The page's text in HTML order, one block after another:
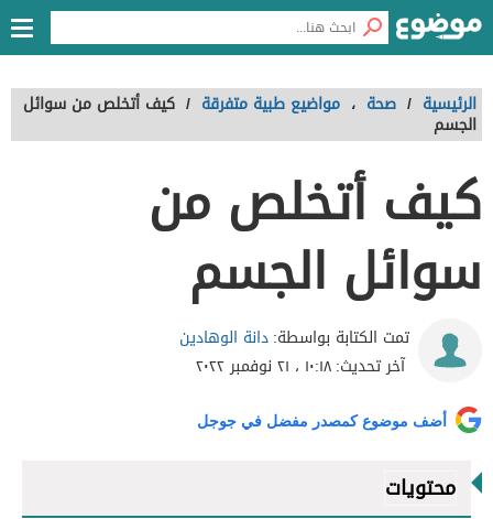
الرئيسية / صحة ، مواضيع طبية متفرقة / كيف أتخلص من سوائل
الجسم
كيف أتخلص من
سوائل الجسم
تمت الكتابة بواسطة:دانة الوهادين
آخر تحديث:١٠:١٨ ، ٢١ نوفمبر ٢٠٢٢
أضف موضوع كمصدر مفضل في جوجل
محتويات